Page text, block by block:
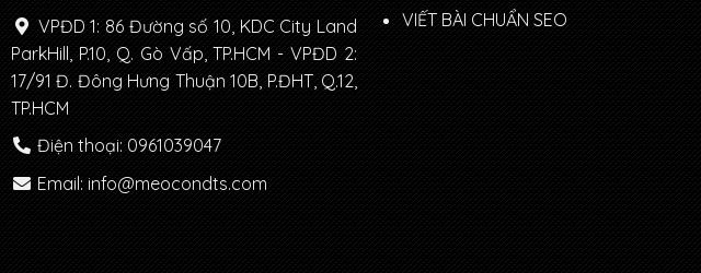
VPĐD 1: 86 Đường số 10, KDC City Land
ParkHill, P.10, Q. Gò Vấp, TP.HCM - VPĐD 2:
17/91 Đ. Đông Hưng Thuận 10B, P.ĐHT, Q.12,
TP.HCM
Điện thoại: 0961039047
Email: info@meocondts.com
VIẾT BÀI CHUẨN SEO